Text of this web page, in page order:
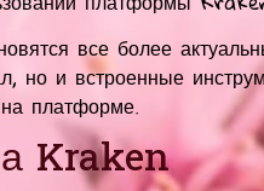
все более
но и встроенные
платформе.
Kraken